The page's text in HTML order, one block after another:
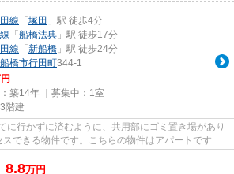
線 「 塚田 」駅 徒歩4分
「 船橋法典 」駅 徒歩17分
線 「 新船橋 」駅 徒歩24分
船橋市行田町344-1
築14年 ｜募集中： 1室
階建
に行かずに済むように、共用部にゴミ置き場があり
できる物件です。こちらの物件はアパートです。
が...
8.8万円